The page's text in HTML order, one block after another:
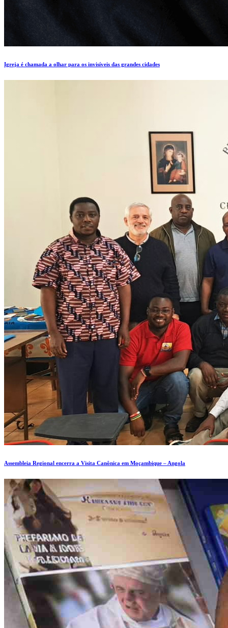
Igreja é chamada a olhar para os invisíveis das grandes cidades
Assembleia Regional encerra a Visita Canônica em Moçambique – Angola